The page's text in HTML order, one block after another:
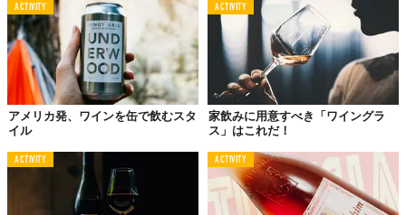
ACTIVITY
アメリカ発、ワインを缶で飲むスタ
イル
ACTIVITY
家飲みに用意すべき「ワイングラ
ス」はこれだ！
ACTIVITY ACTIVITY